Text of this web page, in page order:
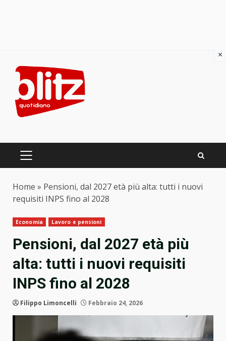
content
PRIMARY
Home » Pensioni, dal 2027 età più alta: tutti i nuovi
requisiti INPS fino al 2028
Economia Lavoro e pensioni
Pensioni, dal 2027 età più
alta: tutti i nuovi requisiti
INPS fino al 2028
Filippo Limoncelli Febbraio 24, 2026
×